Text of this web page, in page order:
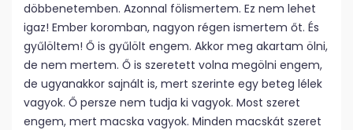
döbbenetemben. Azonnal fölismertem. Ez nem lehet
igaz! Ember koromban, nagyon régen ismertem őt. És
gyűlöltem! Ő is gyűlölt engem. Akkor meg akartam ölni,
de nem mertem. Ő is szeretett volna megölni engem,
de ugyanakkor sajnált is, mert szerinte egy beteg lélek
vagyok. Ő persze nem tudja ki vagyok. Most szeret
engem, mert macska vagyok. Minden macskát szeret